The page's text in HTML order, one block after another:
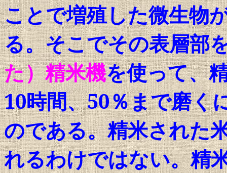
ことで増殖した微生物
る。そこでその表層部
た）精米機を使って、
10時間、50％まで磨く
のである。精米された
れるわけではない。精